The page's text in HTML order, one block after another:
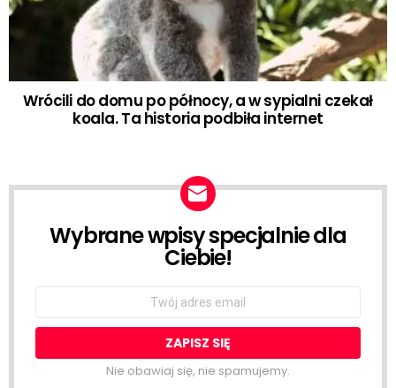
Wrócili do domu po północy, a w sypialni czekał
koala. Ta historia podbiła internet
NEWSLETTER
Wybrane wpisy specjalnie dla
Ciebie!
Nie obawiaj się, nie spamujemy.